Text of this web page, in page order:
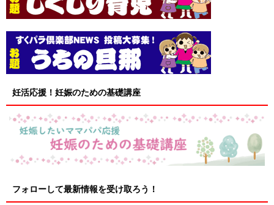
妊活応援！妊娠のための基礎講座
フォローして最新情報を受け取ろう！